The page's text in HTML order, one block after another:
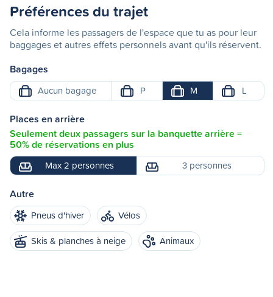
Préférences du trajet
Cela informe les passagers de l'espace que tu as pour leur
baggages et autres effets personnels avant qu'ils réservent.
Bagages
Aucun bagage P M L
Places en arrière
Seulement deux passagers sur la banquette arrière =
50% de réservations en plus
Max 2 personnes 3 personnes
Autre
Pneus d'hiver
Vélos
Skis & planches à neige
Animaux